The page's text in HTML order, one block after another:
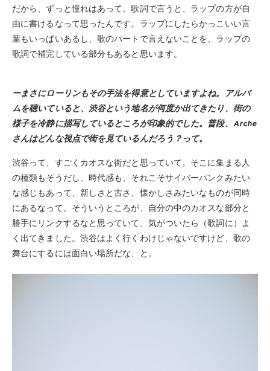
だから、ずっと憧れはあって。歌詞で言うと、ラップの方が自
由に書けるなって思ったんです。ラップにしたらかっこいい言
葉もいっぱいあるし、歌のパートで言えないことを、ラップの
歌詞で補完している部分もあると思います。
ーまさにローリンもその手法を得意としていますよね。アルバ
ムを聴いていると、渋谷という地名が何度か出てきたり、街の
様子を冷静に描写しているところが印象的でした。普段、Arche
さんはどんな視点で街を見ているんだろう？って。
渋谷って、すごくカオスな街だと思っていて。そこに集まる人
の種類もそうだし、時代感も、それこそサイバーパンクみたい
な感じもあって、新しさと古さ、懐かしさみたいなものが同時
にあるなって。そういうところが、自分の中のカオスな部分と
勝手にリンクするなと思っていて、気がついたら（歌詞に）よ
く出てきました。渋谷はよく行くわけじゃないですけど、歌の
舞台にするには面白い場所だな、と。